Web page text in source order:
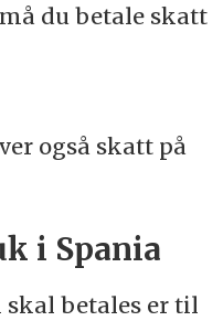
du betale skatt
også skatt på
i Spania
skal betales er til